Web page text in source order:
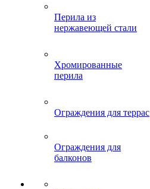
Перила из
нержавеющей стали
Хромированные
перила
Ограждения для террас
Ограждения для
балконов